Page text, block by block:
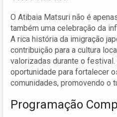
O Atibaia Matsuri não é
também uma celebração da
A rica história da imigração
contribuição para a cultura
valorizadas durante o
oportunidade para fortalecer
comunidades, promovendo o
Programação